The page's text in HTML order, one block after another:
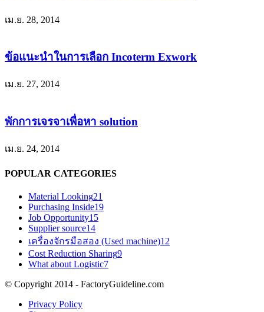
เม.ย. 28, 2014
ข้อแนะนำในการเลือก Incoterm Exwork
เม.ย. 27, 2014
พักการเจรจาเพื่อหา solution
เม.ย. 24, 2014
POPULAR CATEGORIES
Material Looking21
Purchasing Inside19
Job Opportunity15
Supplier source14
เครื่องจักรมือสอง (Used machine)12
Cost Reduction Sharing9
What about Logistic7
© Copyright 2014 - FactoryGuideline.com
Privacy Policy